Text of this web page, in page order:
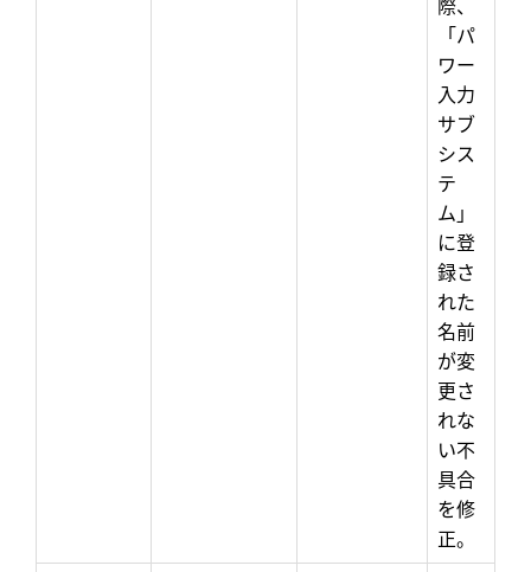
「パ
ワー
入力
サブ
シス
テ
ム」
に登
録さ
れた
名前
が変
更さ
れな
い不
具合
を修
正。